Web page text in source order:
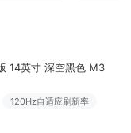
14英寸 深空黑色 M3
120Hz自适应刷新率